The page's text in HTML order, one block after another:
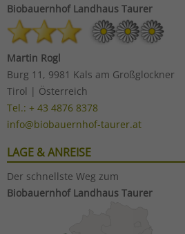
Biobauernhof Landhaus Taurer
Martin Rogl
Burg 11, 9981 Kals am Großglockner
Tirol | Österreich
Tel.: + 43 4876 8378
info@biobauernhof-taurer.at
LAGE & ANREISE
Der schnellste Weg zum
Biobauernhof Landhaus Taurer